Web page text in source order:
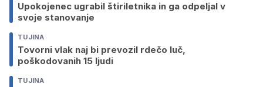
Upokojenec ugrabil štiriletnika in ga odpeljal v
svoje stanovanje
TUJINA
Tovorni vlak naj bi prevozil rdečo luč,
poškodovanih 15 ljudi
TUJINA